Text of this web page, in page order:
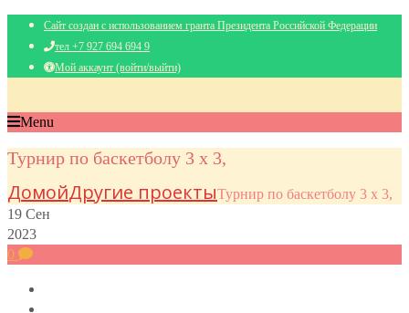
Сайт создан с использованием гранта Президента Российской Федерации
тел +7 927 694 694 9
Мой аккаунт (войти/выйти)
Menu
Турнир по баскетболу 3 х 3,
ДомойДругие проектыТурнир по баскетболу 3 х 3,
19 Сен
2023
0